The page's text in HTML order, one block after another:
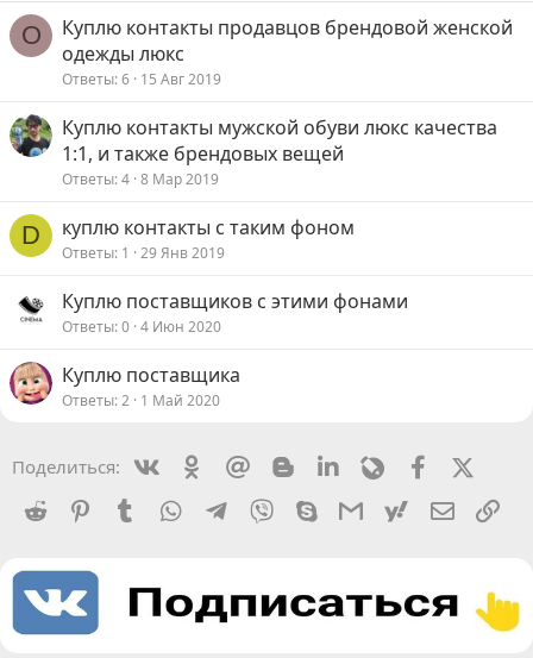
O
Куплю контакты продавцов брендовой женской
одежды люкс
Ответы 6 15 Авг 2019
Куплю контакты мужской обуви люкс качества
1:1, и также брендовых вещей
Ответы 4 8 Мар 2019
D куплю контакты с таким фоном
Ответы 1 29 Янв 2019
Куплю поставщиков с этими фонами
Ответы 0 4 Июн 2020
Куплю поставщика
Ответы 2 1 Май 2020
Поделиться: VkontakteOdnoklassniki
Mail.ru BloggerLinkedinLivejournalFacebook
Reddit
PinterestTumblr WhatsAppTelegram
Viber SkypeGmailyahoomail